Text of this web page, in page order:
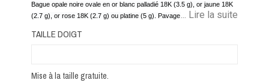
Bague opale noire ovale en or blanc palladié 18K (3.5 g), or jaune 18K
(2.7 g), or rose 18K (2.7 g) ou platine (5 g). Pavage diamants 0.15
... Lire la suite
TAILLE DOIGT
Mise à la taille gratuite.